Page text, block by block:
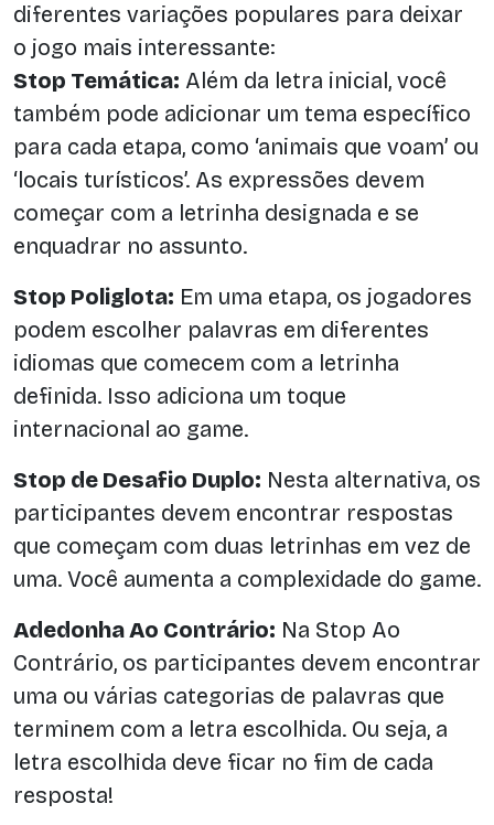
diferentes variações populares para deixar
o jogo mais interessante:
Stop Temática: Além da letra inicial, você
também pode adicionar um tema específico
para cada etapa, como ‘animais que voam’ ou
‘locais turísticos’. As expressões devem
começar com a letrinha designada e se
enquadrar no assunto.
Stop Poliglota: Em uma etapa, os jogadores
podem escolher palavras em diferentes
idiomas que comecem com a letrinha
definida. Isso adiciona um toque
internacional ao game.
Stop de Desafio Duplo: Nesta alternativa, os
participantes devem encontrar respostas
que começam com duas letrinhas em vez de
uma. Você aumenta a complexidade do game.
Adedonha Ao Contrário: Na Stop Ao
Contrário, os participantes devem encontrar
uma ou várias categorias de palavras que
terminem com a letra escolhida. Ou seja, a
letra escolhida deve ficar no fim de cada
resposta!